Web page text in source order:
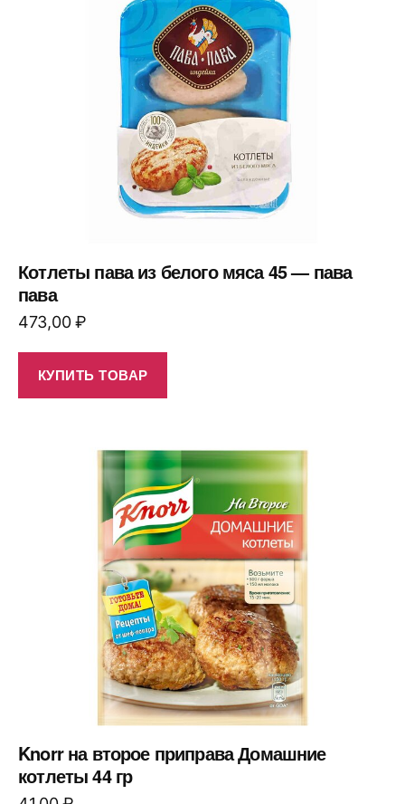
Котлеты пава из белого мяса 45 — пава
пава
473,00₽
КУПИТЬ ТОВАР
Knorr на второе приправа Домашние
котлеты 44 гр